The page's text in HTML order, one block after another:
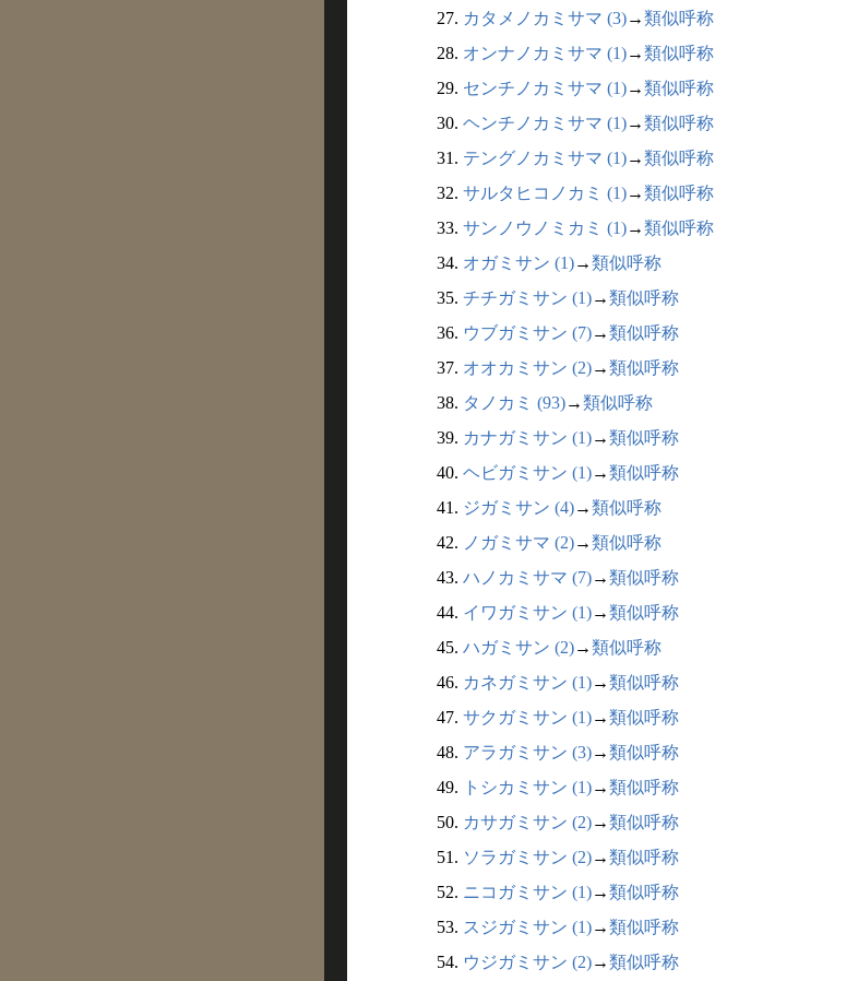
27. カタメノカミサマ (3)→類似呼称
28. オンナノカミサマ (1)→類似呼称
29. センチノカミサマ (1)→類似呼称
30. ヘンチノカミサマ (1)→類似呼称
31. テングノカミサマ (1)→類似呼称
32. サルタヒコノカミ (1)→類似呼称
33. サンノウノミカミ (1)→類似呼称
34. オガミサン (1)→類似呼称
35. チチガミサン (1)→類似呼称
36. ウブガミサン (7)→類似呼称
37. オオカミサン (2)→類似呼称
38. タノカミ (93)→類似呼称
39. カナガミサン (1)→類似呼称
40. ヘビガミサン (1)→類似呼称
41. ジガミサン (4)→類似呼称
42. ノガミサマ (2)→類似呼称
43. ハノカミサマ (7)→類似呼称
44. イワガミサン (1)→類似呼称
45. ハガミサン (2)→類似呼称
46. カネガミサン (1)→類似呼称
47. サクガミサン (1)→類似呼称
48. アラガミサン (3)→類似呼称
49.
トシカミサン (1)→類似呼称
50. カサガミサン (2)→類似呼称
51. ソラガミサン (2)→類似呼称
52. ニコガミサン (1)→類似呼称
53. スジガミサン (1)→類似呼称
54. ウジガミサン (2)→類似呼称